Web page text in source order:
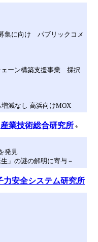
集に向け パブリックコメ
ーン構築支援事業 採択
減なし 高浜向けMOX
業技術総合研究所
発見
」の謎の解明に寄与－
力安全システム研究所